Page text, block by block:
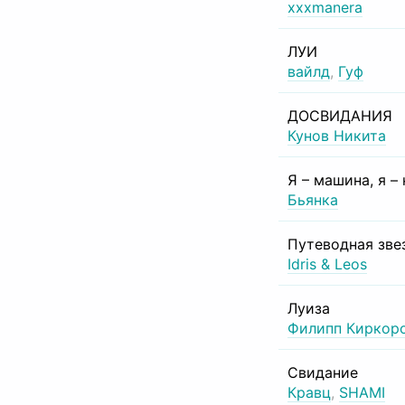
xxxmanera
ЛУИ
вайлд, Гуф
ДОСВИДАНИЯ
Кунов Никита
Я – машина, я –
Бьянка
Путеводная
Idris & Leos
Луиза
Филипп
Свидание
Кравц, SHAMI